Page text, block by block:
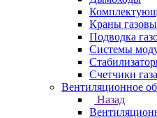
Краны
Подводка
Системы
Счетчики
Вентиляционное
Назад